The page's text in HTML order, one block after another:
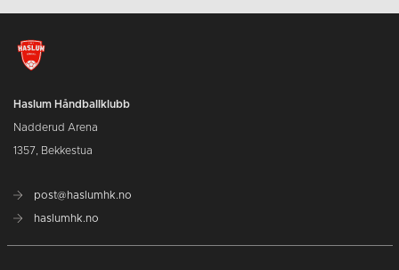
Haslum Håndballklubb
Nadderud Arena
1357, Bekkestua
post@haslumhk.no
haslumhk.no